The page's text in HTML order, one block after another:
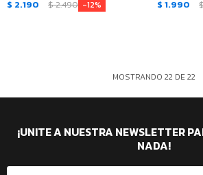
$ 2.190 $2.490 12 $ 1.990
MOSTRANDO 22 DE22
¡UNITE A NUESTRA NEWSLETTER
NADA!